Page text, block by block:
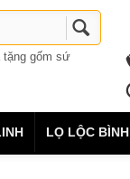
tặng gốm sứ
LỌ LỘC BÌNH